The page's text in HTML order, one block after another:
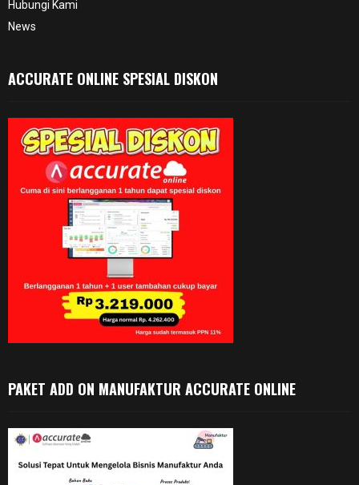
Hubungi Kami
News
ACCURATE ONLINE SPESIAL DISKON
PAKET ADD ON MANUFAKTUR ACCURATE ONLINE